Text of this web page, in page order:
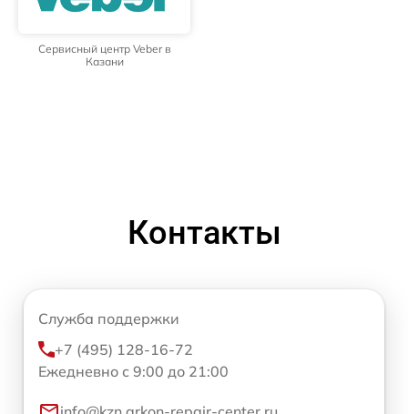
Сервисный центр Veber в
Казани
Контакты
Служба поддержки
+7 (495) 128-16-72
Ежедневно с 9:00 до 21:00